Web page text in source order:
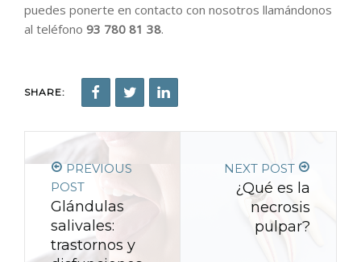
puedes ponerte en contacto con nosotros llamándonos
al teléfono 93 780 81 38.
SHARE:
PREVIOUS
POST
Glándulas
salivales:
trastornos y
NEXT POST
¿Qué es la
necrosis
pulpar?